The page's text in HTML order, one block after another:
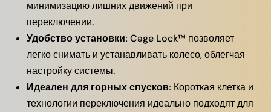
минимизацию лишних движений при
переключении.
Удобство установки: Cage Lock™ позволяет
легко снимать и устанавливать колесо, облегчая
настройку системы.
Идеален для горных спусков: Короткая клетка и
технологии переключения идеально подходят для